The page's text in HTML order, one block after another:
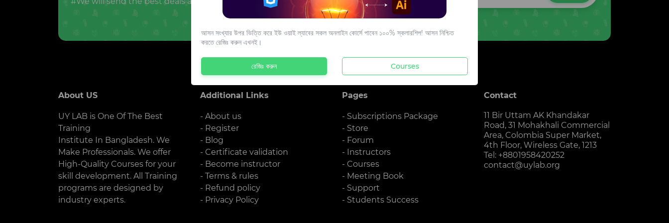
About US
UY LAB is One Of The Best
Training
Institute In Bangladesh. We
Make Professionals. We offer
High-Quality Courses for your
skill development. All Training
programs are designed by
industry experts.
Additional Links
- About us
- Register
- Blog
- Certificate validation
- Become instructor
- Terms & rules
- Refund policy
- Privacy Policy
Pages
- Subscriptions Package
- Store
- Forum
- Instructors
- Courses
- Meeting Book
- Support
- Students Success
Contact
11 Bir Uttam AK Khandakar
Road, 31 Mohakhali Commercial
Area, Colombia Super Market,
4th Floor, Wireless Gate, 1213
Tel: +8801958420252
contact@uylab.org
আসন সংখ্যার উপর ভিত্তি করে ইউ ওয়াই ল্যাবের সকল অনলাইন কোর্সে পাবেন ১০০% স্কলারশিপ! আসন নিশ্চিত
করতে রেজিঃ করুন এখনই।
রেজিঃ করুন Courses